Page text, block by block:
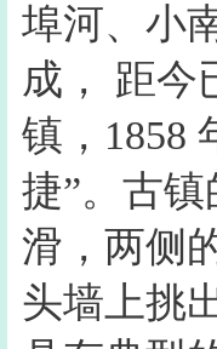
埠河、小
成， 距今
镇，1858
捷”。古
滑，两侧
头墙上挑